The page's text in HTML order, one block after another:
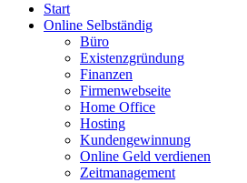
Start
Online Selbständig
Büro
Existenzgründung
Finanzen
Firmenwebseite
Home Office
Hosting
Kundengewinnung
Online Geld verdienen
Zeitmanagement